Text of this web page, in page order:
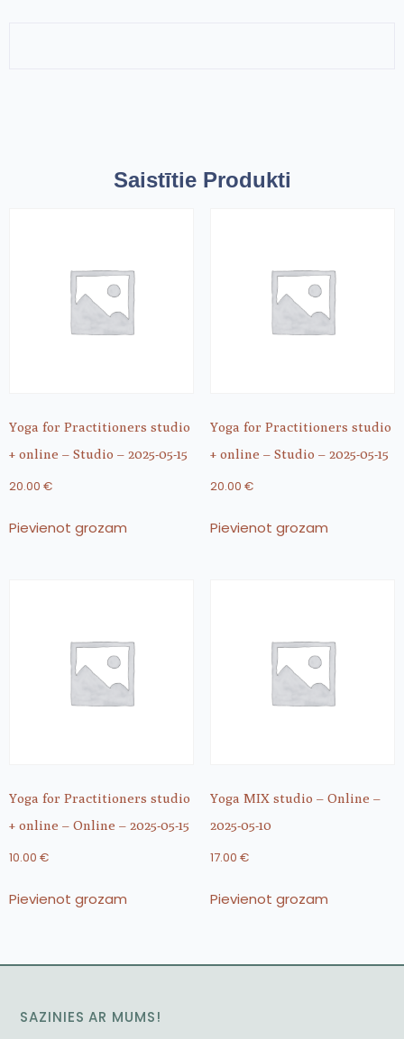
Saistītie Produkti
Yoga for Practitioners studio
+ online – Studio – 2025-05-15
20.00 €
Pievienot grozam
Yoga for Practitioners studio
+ online – Studio – 2025-05-15
20.00 €
Pievienot grozam
Yoga for Practitioners studio
+ online – Online – 2025-05-15
10.00 €
Pievienot grozam
Yoga MIX studio – Online –
2025-05-10
17.00 €
Pievienot grozam
SAZINIES AR MUMS!